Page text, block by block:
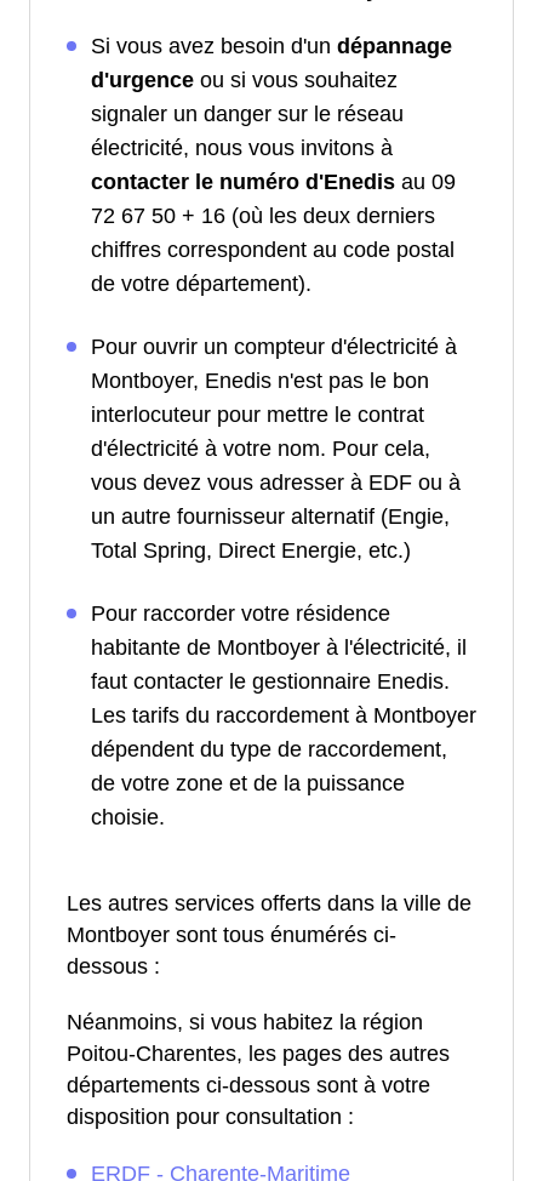
Si vous avez besoin d'un dépannage
d'urgence ou si vous souhaitez
signaler un danger sur le réseau
électricité, nous vous invitons à
contacter le numéro d'Enedis au 09
72 67 50 + 16 (où les deux derniers
chiffres correspondent au code postal
de votre département).
Pour ouvrir un compteur d'électricité à
Montboyer, Enedis n'est pas le bon
interlocuteur pour mettre le contrat
d'électricité à votre nom. Pour cela,
vous devez vous adresser à EDF ou à
un autre fournisseur alternatif (Engie,
Total Spring, Direct Energie, etc.)
Pour raccorder votre résidence
habitante de Montboyer à l'électricité, il
faut contacter le gestionnaire Enedis.
Les tarifs du raccordement à Montboyer
dépendent du type de raccordement,
de votre zone et de la puissance
choisie.
Les autres services offerts dans la ville de
Montboyer sont tous énumérés ci-
dessous :
Néanmoins, si vous habitez la région
Poitou-Charentes, les pages des autres
départements ci-dessous sont à votre
disposition pour consultation :
ERDF - Charente-Maritime